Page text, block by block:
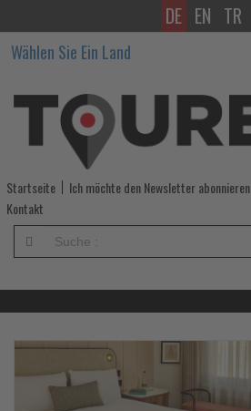
Wissen,
was
im
Tourismus
los
ist!
Wissen,
was
im
Tourismus
DE EN TR
Wählen Sie Ein Land
Startseite Ich möchte den Newsletter abonnieren
Kontakt
Lesen
die
Nachrichten